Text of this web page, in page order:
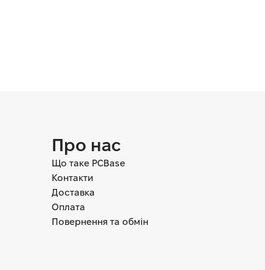
Про нас
Що таке PCBase
Контакти
Доставка
Оплата
Повернення та обмін